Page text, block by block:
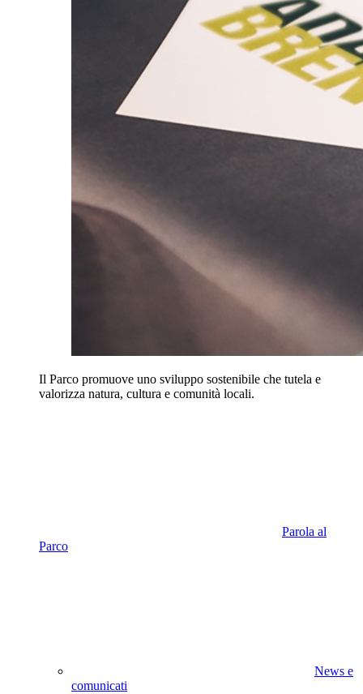
Il Parco promuove uno sviluppo sostenibile che tutela e
valorizza natura, cultura e comunità locali.
Parola al
Parco
News e
comunicati